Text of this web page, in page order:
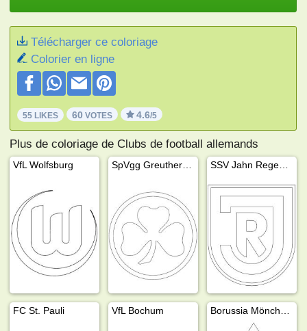
Télécharger ce coloriage
Colorier en ligne
55 LIKES 60 VOTES 4.6/5
Plus de coloriage de Clubs de football allemands
VfL Wolfsburg
FC St. Pauli VfL Bochum